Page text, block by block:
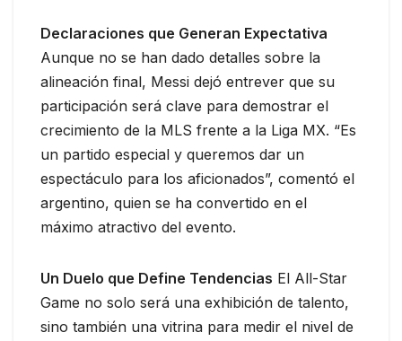
Declaraciones que Generan Expectativa
Aunque no se han dado detalles sobre la
alineación final, Messi dejó entrever que su
participación será clave para demostrar el
crecimiento de la MLS frente a la Liga MX. “Es
un partido especial y queremos dar un
espectáculo para los aficionados”, comentó el
argentino, quien se ha convertido en el
máximo atractivo del evento.
Un Duelo que Define Tendencias El All-Star
Game no solo será una exhibición de talento,
sino también una vitrina para medir el nivel de